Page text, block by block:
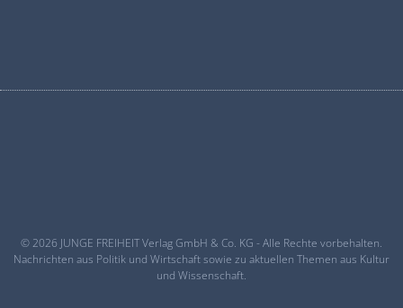
© 2026 JUNGE FREIHEIT Verlag GmbH & Co. KG - Alle Rechte vorbehalten.
Nachrichten aus Politik und Wirtschaft sowie zu aktuellen Themen aus Kultur
und Wissenschaft.